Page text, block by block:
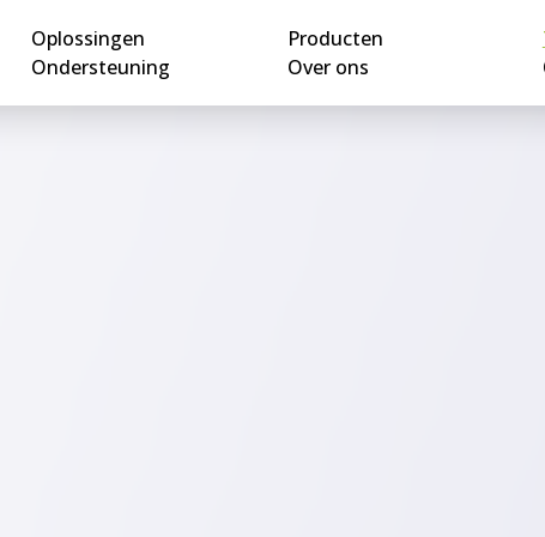
Oplossingen Producten
Ondersteuning
Over ons